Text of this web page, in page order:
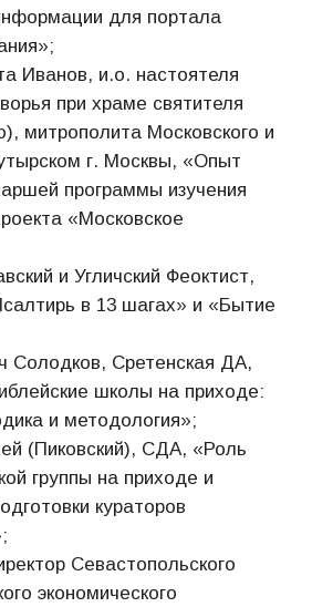
для портала
Иванов, и.о. настоятеля
при храме святителя
митрополита Московского и
г. Москвы, «Опыт
программы изучения
«Московское
и Угличский Феоктист,
в 13 шагах» и «Бытие
Солодков, Сретенская ДА,
школы на приходе:
и методология»;
(Пиковский), СДА, «Роль
группы на приходе и
кураторов
Севастопольского
экономического